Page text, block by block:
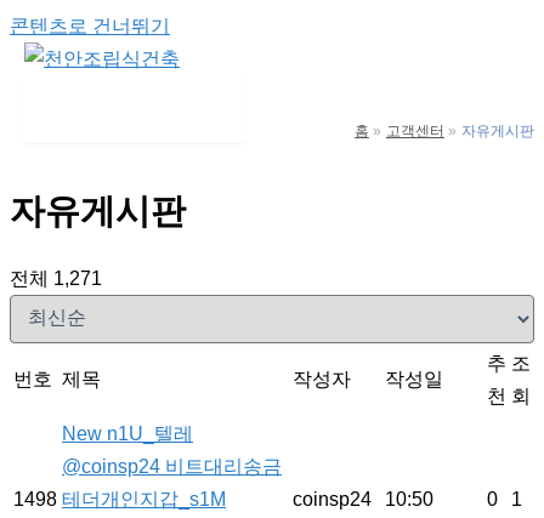
콘텐츠로 건너뛰기
홈 고객센터 자유게시판
자유게시판
전체 1,271
번호 제목 작성자 작성일
추
천
조
회
1498
New n1U_텔레
@coinsp24 비트대리송금
테더개인지갑_s1M
coinsp24 10:50 0 1